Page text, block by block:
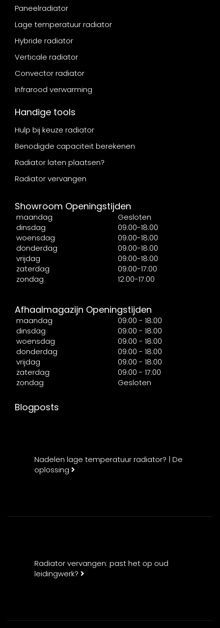
Paneelradiator
Lage temperatuur radiator
Hybride radiator
Verticale radiator
Convector radiator
Infrarood verwarming
Handige tools
Hulp bij keuze radiator
Benodigde capaciteit berekenen
Radiator laten plaatsen?
Radiator vervangen
Showroom Openingstijden
maandag
Gesloten
dinsdag
09:00-18:00
woensdag
09:00-18:00
donderdag
09:00-18:00
vrijdag
09:00-18:00
zaterdag
09:00-17:00
zondag
12:00-17:00
Afhaalmagazijn Openingstijden
maandag
09:00 - 18:00
dinsdag
09:00 - 18:00
woensdag
09:00 - 18:00
donderdag
09:00 - 18:00
vrijdag
09:00 - 18:00
zaterdag
09:00 - 17:00
zondag
Gesloten
Blogposts
Nadelen lage temperatuur radiator? | De
oplossing
Radiator vervangen: past het op oud
leidingwerk?